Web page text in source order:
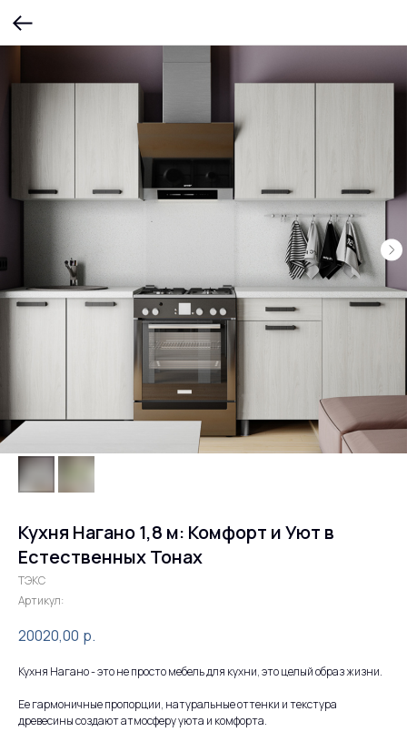
Кухня Нагано 1,8 м: Комфорт и Уют в
Естественных Тонах
ТЭКС
Артикул:
20020,00 р.
Кухня Нагано - это не просто мебель для кухни, это целый образ жизни.
Ее гармоничные пропорции, натуральные оттенки и текстура
древесины создают атмосферу уюта и комфорта.